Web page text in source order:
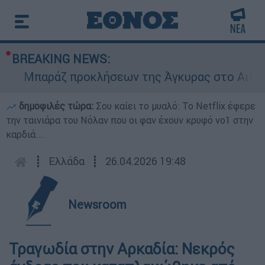
BREAKING NEWS:
Μπαράζ προκλήσεων της Άγκυρας στο Αιγαίο:
δημοφιλές τώρα: Σου καίει το μυαλό: Το Netflix έφερε
την ταινιάρα του Νόλαν που οι φαν έχουν κρυφό νο1 στην
καρδιά...
┋ Ελλάδα ┋ 26.04.2026 19:48
Newsroom
Τραγωδία στην Αρκαδία: Νεκρός